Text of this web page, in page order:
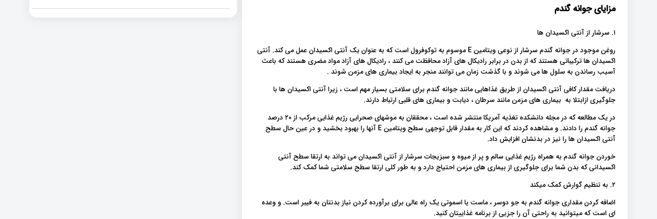
مزایای جوانه گندم
۱. سرشار از آنتی اکسیدان ها
روغن موجود در جوانه گندم سرشار از نوعی ویتامین E موسوم به توکوفرول است که به عنوان یک آنتی اکسیدان عمل می کند. آنتی
اکسیدان ها ترکیباتی هستند که از بدن در برابر رادیکال های آزاد محافظت می کنند ، رادیکال های آزاد مواد مضری هستند که باعث
آسیب رساندن به سلول ها می شوند و با گذشت زمان می توانند منجر به ایجاد بیماری های مزمن شوند .
دریافت مقدار کافی آنتی اکسیدان از طریق غذاهایی مانند جوانه گندم برای سلامتی بسیار مهم است ، زیرا آنتی اکسیدان ها با
جلوگیری ازابتلا به بیماری های مزمن مانند سرطان ، دیابت و بیماری های قلبی ارتباط دارند.
در یک مطالعه که در مجله دانشکده تغذیه آمریکا منتشر شده است ، محققان به موشهای صحرایی رژیم غذایی مرکب از ۲۰ درصد
جوانه گندم را دادند. و مشاهده کردند که این کار به مقدار قابل توجهی سطح ویتامین E آنها را بهبود بخشید و در عین حال سطح
آنتی اکسیدان ها را نیز در بدنشان افزایش داد.
خوردن جوانه گندم به همراه رژیم غذایی سالم و پر از میوه و سبزیجات سرشار از آنتی اکسیدان می تواند به ارتقا سطح آنتی
اکسیدانی که بدن شما برای جلوگیری از بیماری های مزمن احتیاج دارد و به طور کلی ارتقا سطح سلامتی شما کمک کند.
۲. به تنظیم گوارش کمک میکند
اضافه کردن مقداری جوانه گندم به جو دوسر ، ماست یا اسموتی یک راه عالی برای برآورده کردن نیاز بدنتان به فیبر است. و وعده
ای است که میتوانید به راحتی آن را جزیی از برنامه غذاییتان کنید.